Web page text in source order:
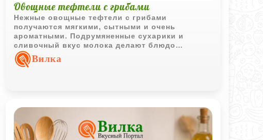
Овощные тефтели с грибами
Нежные овощные тефтели с грибами
получаются мягкими, сытными и очень
ароматными. Подрумяненные сухарики и
сливочный вкус молока делают блюдо
особенно уютным и домашним.
Вилка